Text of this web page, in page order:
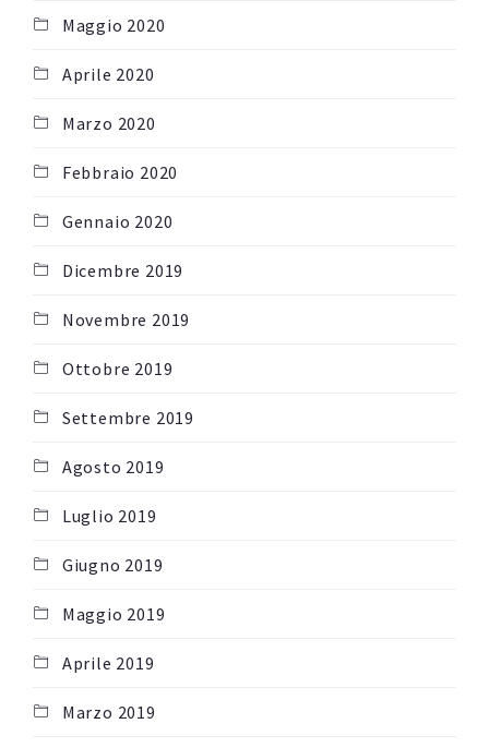
Maggio 2020
Aprile 2020
Marzo 2020
Febbraio 2020
Gennaio 2020
Dicembre 2019
Novembre 2019
Ottobre 2019
Settembre 2019
Agosto 2019
Luglio 2019
Giugno 2019
Maggio 2019
Aprile 2019
Marzo 2019